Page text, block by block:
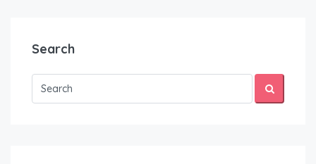
Search